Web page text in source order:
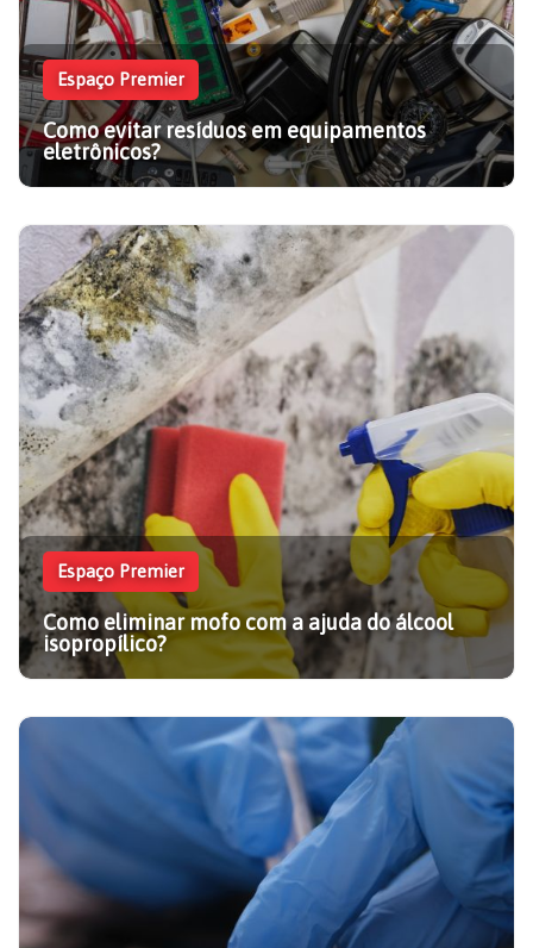
Espaço Premier
Como evitar resíduos em equipamentos
eletrônicos?
Espaço Premier
Como eliminar mofo com a ajuda do álcool
isopropílico?